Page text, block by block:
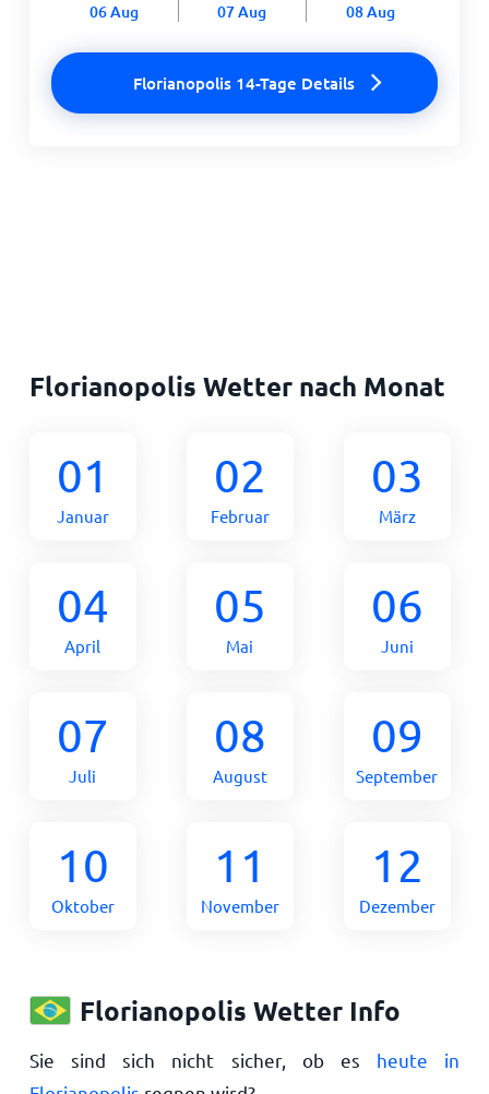
06 Aug 07 Aug 08 Aug
Florianopolis 14-Tage Details
Florianopolis Wetter nach Monat
01
Januar
02
Februar
03
März
04
April
05
Mai
06
Juni
07
Juli
08
August
09
September
10
Oktober
11
November
12
Dezember
Florianopolis Wetter Info
Sie sind sich nicht sicher, ob es heute in